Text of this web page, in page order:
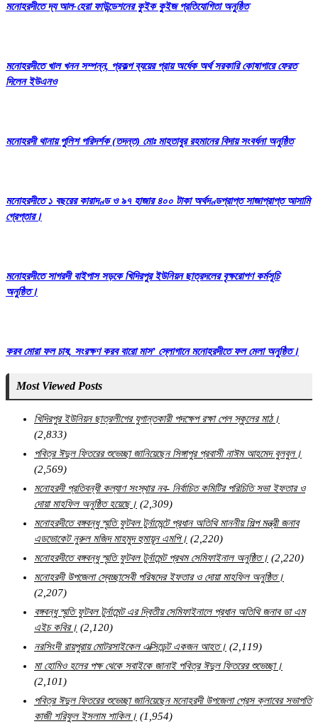
মনোহরদীতে দ্য আল-হেরা ফাউন্ডেশনের কুইক কুইজ প্রতিযোগিতা অনুষ্ঠিত
মনোহরদীতে খাল খনন সম্পন্ন, প্রকল্প ব্যয়ের প্রায় অর্ধেক অর্থ সরকারি কোষাগারে ফেরত
দিলেন ইউএনও
মনোহরদী থানায় পুলিশ পরিদর্শক (তদন্ত) মোঃ মাহতাবুর রহমানের বিদায় সংবর্ধনা অনুষ্ঠিত
মনোহরদীতে ১ বছরের কারাদণ্ড ও ৯৭ হাজার ৪০০ টাকা অর্থদণ্ডপ্রাপ্ত সাজাপ্রাপ্ত আসামি
গ্রেপ্তার।
মনোহরদীতে সাগরদী বাইপাস সড়কে খিদিরপুর ইউনিয়ন ছাত্রদলের বৃক্ষরোপণ কর্মসূচি
অনুষ্ঠিত।
করব মোরা ফল চাষ, সংরক্ষণ করব বারো মাস’ স্লোগানে মনোহরদীতে ফল মেলা অনুষ্ঠিত।
Most Viewed Posts
খিদিরপুর ইউনিয়ন ছাত্রলীগের যুগান্তকারী পদক্ষেপ রক্ষা পেল স্কুলের মাঠ।
(2,833)
পবিত্র ঈদুল ফিতরের শুভেচ্ছা জানিয়েছেন সিঙ্গাপুর প্রবাসী নাঈম আহমেদ বুলবুল।
(2,569)
মনোহরদী প্রতিবন্ধী কল্যাণ সংস্থার নব- নির্বাচিত কমিটির পরিচিতি সভা ইফতার ও
দোয়া মাহফিল অনুষ্ঠিত হয়েছে। (2,309)
মনোহরদীতে বঙ্গবন্ধু স্মৃতি ফুটবল টুর্নামেন্টে প্রধান অতিথি মাননীয় শিল্প মন্ত্রী জনাব
এডভোকেট নুরুল মজিদ মাহমুদ হুমায়ূন এমপি। (2,220)
মনোহরদীতে বঙ্গবন্ধু স্মৃতি ফুটবল টুর্নামেন্ট প্রথম সেমিফাইনাল অনুষ্ঠিত। (2,220)
মনোহরদী উপজেলা স্বেচ্ছাসেবী পরিষদের ইফতার ও দোয়া মাহফিল অনুষ্ঠিত।
(2,207)
বঙ্গবন্ধু স্মৃতি ফুটবল টুর্নামেন্ট এর দ্বিতীয় সেমিফাইনালে প্রধান অতিথি জনাব ডা এম
এইচ কবির। (2,120)
নরসিংদী রায়পুরায় মোটরসাইকেল এক্সিডেন্ট একজন আহত। (2,119)
মা হোমিও হলের পক্ষ থেকে সবাইকে জানাই পবিত্র ঈদুল ফিতরের শুভেচ্ছা।
(2,101)
পবিত্র ঈদুল ফিতরের শুভেচ্ছা জানিয়েছেন মনোহরদী উপজেলা প্রেস ক্লাবের সভাপতি
কাজী শরিফুল ইসলাম শাকিল। (1,954)